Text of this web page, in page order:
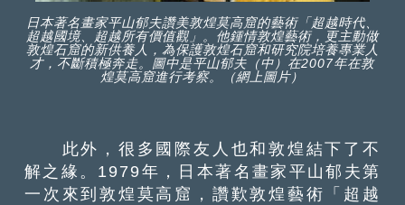
日本著名畫家平山郁夫讚美敦煌莫高窟的藝術「超越時代、
超越國境、超越所有價值觀」。他鍾情敦煌藝術，更主動做
敦煌石窟的新供養人，為保護敦煌石窟和研究院培養專業人
才，不斷積極奔走。圖中是平山郁夫（中）在2007年在敦
煌莫高窟進行考察。（網上圖片）
此外，很多國際友人也和敦煌結下了不
解之緣。1979年，日本著名畫家平山郁夫第
一次來到敦煌莫高窟，讚歎敦煌藝術「超越